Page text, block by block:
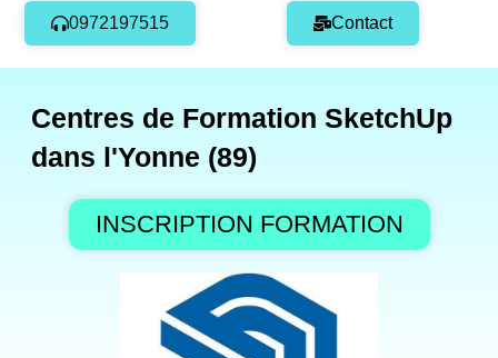
0972197515 Contact
Centres de Formation SketchUp
dans l'Yonne (89)
INSCRIPTION FORMATION